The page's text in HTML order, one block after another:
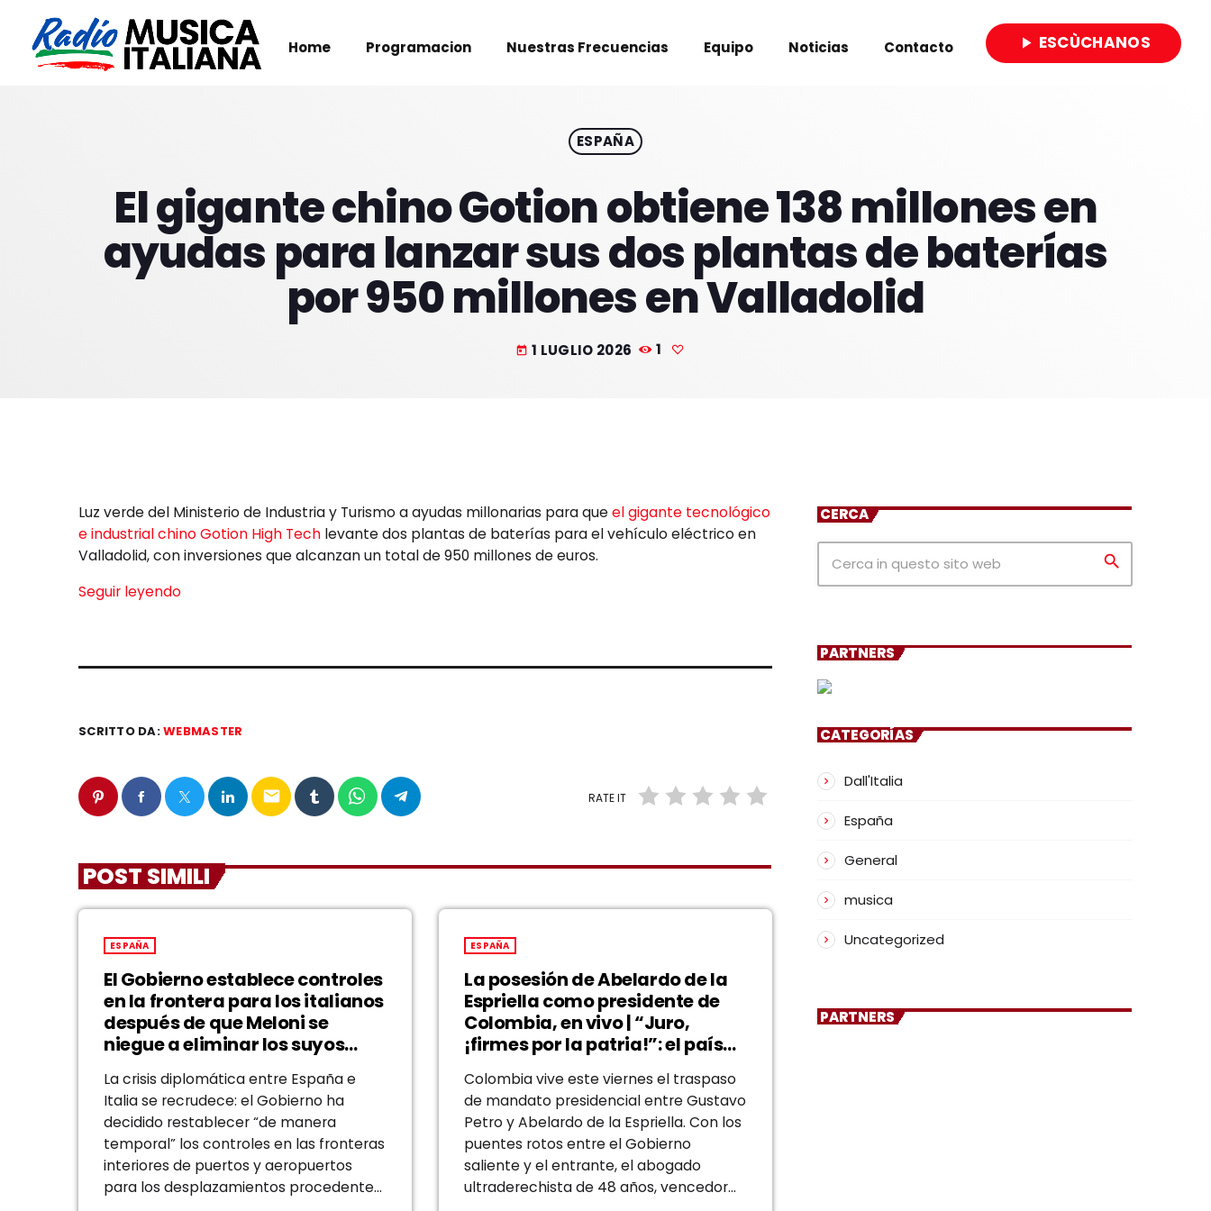
Home Programacion Nuestras Frecuencias Equipo Noticias Contacto play_arrow ESCÙCHANOS
ESPAÑA
El gigante chino Gotion obtiene 138 millones en
ayudas para lanzar sus dos plantas de baterías
por 950 millones en Valladolid
today 1 LUGLIO 2026 1
Luz verde del Ministerio de Industria y Turismo a ayudas millonarias para queel gigante tecnológico
e industrial chino Gotion High Tech levante dos plantas de baterías para el vehículo eléctrico en
Valladolid, con inversiones que alcanzan un total de 950 millones de euros.
Seguir leyendo
SCRITTO DA:WEBMASTER
email RATE IT
POST SIMILI
ESPAÑA
El Gobierno establece controles
en la frontera para los italianos
después de que Meloni se
niegue a eliminar los suyos
para los españoles
La crisis diplomática entre España e
Italia se recrudece: el Gobierno ha
decidido restablecer “de manera
temporal” los controles en las fronteras
interiores de puertos y aeropuertos
para los desplazamientos procedentes
ESPAÑA
La posesión de Abelardo de la
Espriella como presidente de
Colombia, en vivo | “Juro,
¡firmes por la patria!”: el país
Colombia vive este viernes el traspaso
de mandato presidencial entre Gustavo
Petro y Abelardo de la Espriella. Con los
puentes rotos entre el Gobierno
saliente y el entrante, el abogado
ultraderechista de 48 años, vencedor
CERCA
search
PARTNERS
CATEGORÍAS
Dall'Italia
España
General
musica
Uncategorized
PARTNERS